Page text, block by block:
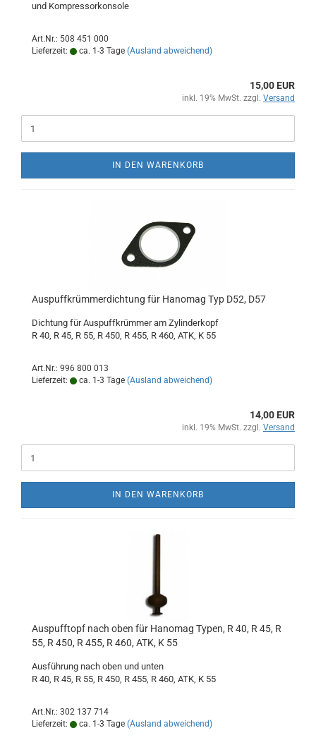
und Kompressorkonsole
Art.Nr.: 508 451 000
Lieferzeit:
ca. 1-3 Tage (Ausland abweichend)
15,00 EUR
inkl. 19% MwSt. zzgl. Versand
IN DEN WARENKORB
Auspuffkrümmerdichtung für Hanomag Typ D52, D57
Dichtung für Auspuffkrümmer am Zylinderkopf
R 40, R 45, R 55, R 450, R 455, R 460, ATK, K 55
Art.Nr.: 996 800 013
Lieferzeit:
ca. 1-3 Tage (Ausland abweichend)
14,00 EUR
inkl. 19% MwSt. zzgl. Versand
IN DEN WARENKORB
Auspufftopf nach oben für Hanomag Typen, R 40, R 45, R
55, R 450, R 455, R 460, ATK, K 55
Ausführung nach oben und unten
R 40, R 45, R 55, R 450, R 455, R 460, ATK, K 55
Art.Nr.: 302 137 714
Lieferzeit:
ca. 1-3 Tage (Ausland abweichend)